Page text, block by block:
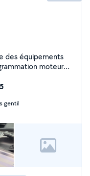
des équipements
moteur
en faire profiter
gentil